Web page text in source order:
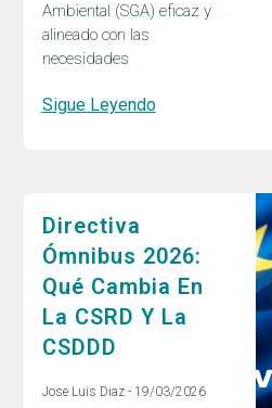
Ambiental (SGA) eficaz y
alineado con las
necesidades
Sigue Leyendo
Directiva
Ómnibus 2026:
Qué Cambia En
La CSRD Y La
CSDDD
Jose Luis Diaz 19/03/2026